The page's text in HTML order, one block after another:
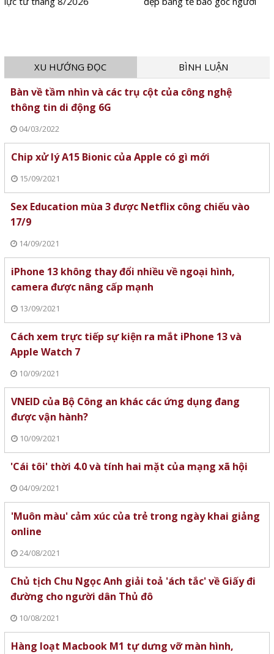
XU HƯỚNG ĐỌC BÌNH LUẬN
Bàn về tầm nhìn và các trụ cột của công nghệ
thông tin di động 6G
04/03/2022
Chip xử lý A15 Bionic của Apple có gì mới
15/09/2021
Sex Education mùa 3 được Netflix công chiếu vào
17/9
14/09/2021
iPhone 13 không thay đổi nhiều về ngoại hình,
camera được nâng cấp mạnh
13/09/2021
Cách xem trực tiếp sự kiện ra mắt iPhone 13 và
Apple Watch 7
10/09/2021
VNEID của Bộ Công an khác các ứng dụng đang
được vận hành?
10/09/2021
'Cái tôi' thời 4.0 và tính hai mặt của mạng xã hội
04/09/2021
'Muôn màu' cảm xúc của trẻ trong ngày khai giảng
online
24/08/2021
Chủ tịch Chu Ngọc Anh giải toả 'ách tắc' về Giấy đi
đường cho người dân Thủ đô
10/08/2021
Hàng loạt Macbook M1 tự dưng vỡ màn hình,